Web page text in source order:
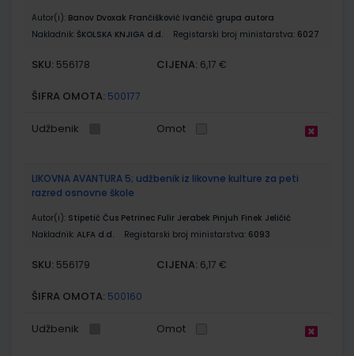
Autor(i): Banov Dvoxak Frančišković Ivančić grupa autora
Nakladnik: ŠKOLSKA KNJIGA d.d. Registarski broj ministarstva: 6027
SKU: 556178 CIJENA: 6,17 €
ŠIFRA OMOTA: 500177
Udžbenik Omot
LIKOVNA AVANTURA 5; udžbenik iz likovne kulture za peti
razred osnovne škole
Autor(i): Stipetić Čus Petrinec Fulir Jerabek Pinjuh Finek Jeličić
Nakladnik: ALFA d.d. Registarski broj ministarstva: 6093
SKU: 556179 CIJENA: 6,17 €
ŠIFRA OMOTA: 500160
Udžbenik Omot